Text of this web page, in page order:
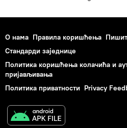
О нама Правила коришћења
Стандарди заједнице
Политика коришћења колачића и
пријављивања
Политика приватности Privacy